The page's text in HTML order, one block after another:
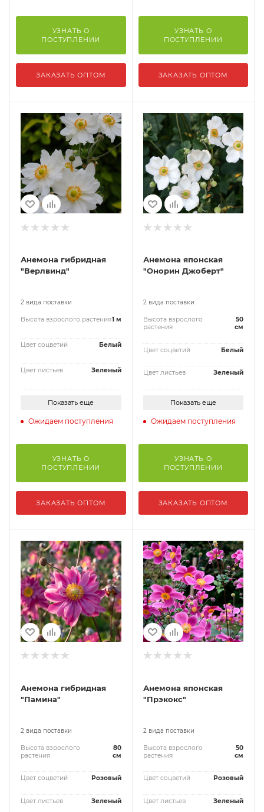
УЗНАТЬ О
ПОСТУПЛЕНИИ
ЗАКАЗАТЬ ОПТОМ
УЗНАТЬ О
ПОСТУПЛЕНИИ
ЗАКАЗАТЬ ОПТОМ
Анемона гибридная
"Верлвинд"
2 вида поставки
Высота взрослого растения1 м
Цвет соцветий Белый
Цвет листьев Зеленый
Показать еще
Ожидаем поступления
УЗНАТЬ О
ПОСТУПЛЕНИИ
ЗАКАЗАТЬ ОПТОМ
Анемона японская
"Онорин Джоберт"
2 вида поставки
Высота взрослого
растения
50
см
Цвет соцветий Белый
Цвет листьев Зеленый
Показать еще
Ожидаем поступления
УЗНАТЬ О
ПОСТУПЛЕНИИ
ЗАКАЗАТЬ ОПТОМ
Анемона гибридная
"Памина"
2 вида поставки
Высота взрослого
растения
80
см
Цвет соцветий Розовый
Цвет листьев Зеленый
Анемона японская
"Прэкокс"
2 вида поставки
Высота взрослого
растения
50
см
Цвет соцветий Розовый
Цвет листьев Зеленый